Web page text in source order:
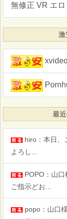
無修正 VR エロ
激
最
hiro：本日、
よろし...
POPO：山口
ご指示どお...
popo：山口